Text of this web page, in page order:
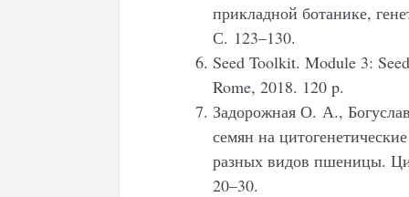
прикладной ботанике,
С. 123–130.
Seed Toolkit. Module 3:
Rome, 2018. 120 p.
Задорожная О. А.,
семян на
разных видов пшеницы.
20–30.